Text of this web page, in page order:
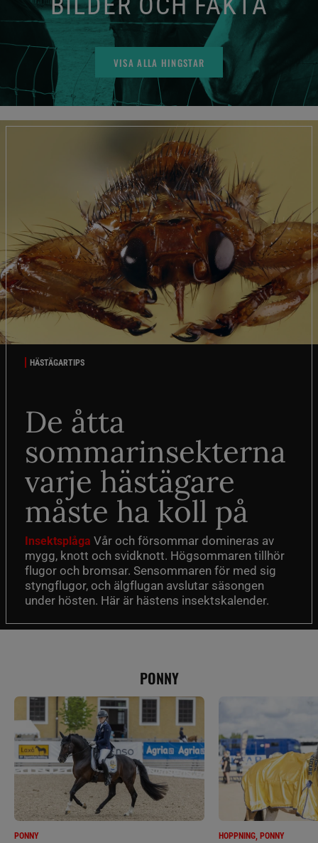
VISA ALLA HINGSTAR
HÄSTÄGARTIPS
De åtta
sommarinsekterna
varje hästägare
måste ha koll på
Insektsplåga Vår och försommar domineras av
mygg, knott och svidknott. Högsommaren tillhör
flugor och bromsar. Sensommaren för med sig
styngflugor, och älgflugan avslutar säsongen
under hösten. Här är hästens insektskalender.
PONNY
PONNY HOPPNING, PONNY